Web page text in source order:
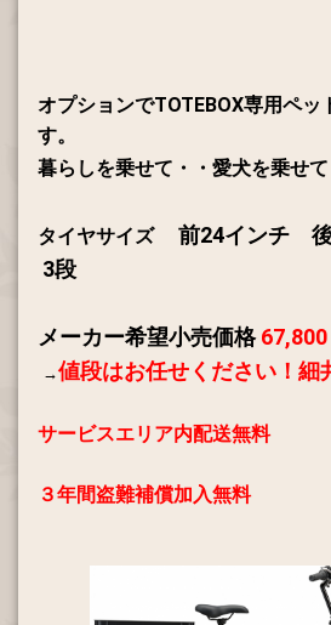
オプションでTOTEBOX専用ペッ
す。
暮らしを乗せて・・愛犬を乗せ
タイヤサイズ 前24インチ
3段
メーカー希望小売価格67,800
→値段はお任せください！ 細
サービスエリア内配送無料
３年間盗難補償加入無料